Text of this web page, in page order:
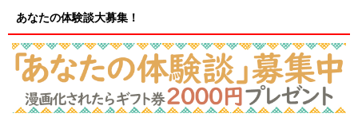
あなたの体験談大募集！